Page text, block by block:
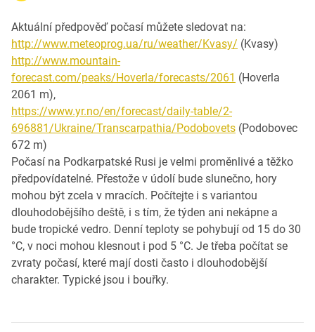
Aktuální předpověď počasí můžete sledovat na:
http://www.meteoprog.ua/ru/weather/Kvasy/ (Kvasy)
http://www.mountain-
forecast.com/peaks/Hoverla/forecasts/2061 (Hoverla
2061 m),
https://www.yr.no/en/forecast/daily-table/2-
696881/Ukraine/Transcarpathia/Podobovets (Podobovec
672 m)
Počasí na Podkarpatské Rusi je velmi proměnlivé a těžko
předpovídatelné. Přestože v údolí bude slunečno, hory
mohou být zcela v mracích. Počítejte i s variantou
dlouhodobějšího deště, i s tím, že týden ani nekápne a
bude tropické vedro. Denní teploty se pohybují od 15 do 30
°C, v noci mohou klesnout i pod 5 °C. Je třeba počítat se
zvraty počasí, které mají dosti často i dlouhodobější
charakter. Typické jsou i bouřky.